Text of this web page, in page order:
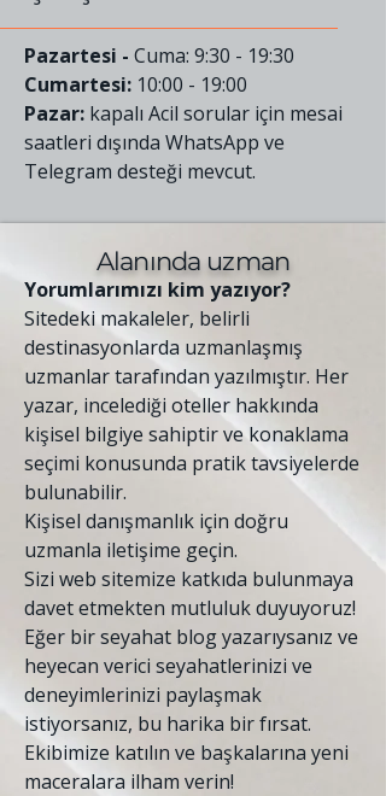
Pazartesi - Cuma: 9:30 - 19:30
Cumartesi: 10:00 - 19:00
Pazar: kapalı Acil sorular için mesai
saatleri dışında WhatsApp ve
Telegram desteği mevcut.
Alanında uzman
Yorumlarımızı kim yazıyor?
Sitedeki makaleler, belirli
destinasyonlarda uzmanlaşmış
uzmanlar tarafından yazılmıştır. Her
yazar, incelediği oteller hakkında
kişisel bilgiye sahiptir ve konaklama
seçimi konusunda pratik tavsiyelerde
bulunabilir.
Kişisel danışmanlık için doğru
uzmanla iletişime geçin.
Sizi web sitemize katkıda bulunmaya
davet etmekten mutluluk duyuyoruz!
Eğer bir seyahat blog yazarıysanız ve
heyecan verici seyahatlerinizi ve
deneyimlerinizi paylaşmak
istiyorsanız, bu harika bir fırsat.
Ekibimize katılın ve başkalarına yeni
maceralara ilham verin!